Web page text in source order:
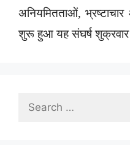
अनियमितताओं,
शुरू हुआ यह संघर्ष
Search